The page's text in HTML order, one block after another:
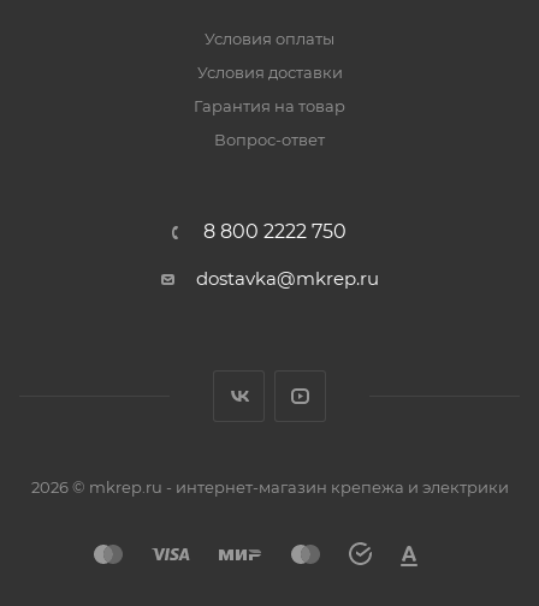
Условия оплаты
Условия доставки
Гарантия на товар
Вопрос-ответ
8 800 2222 750
dostavka@mkrep.ru
2026 © mkrep.ru - интернет-магазин крепежа и электрики